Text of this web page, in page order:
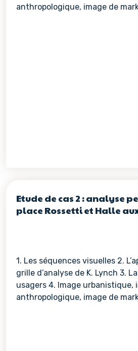
anthropologique, image de
Etude de cas 2 : analyse
place Rossetti et Halle
1. Les séquences visuelles 2.
grille d’analyse de K. Lynch 3.
usagers 4. Image urbanistique,
anthropologique, image de